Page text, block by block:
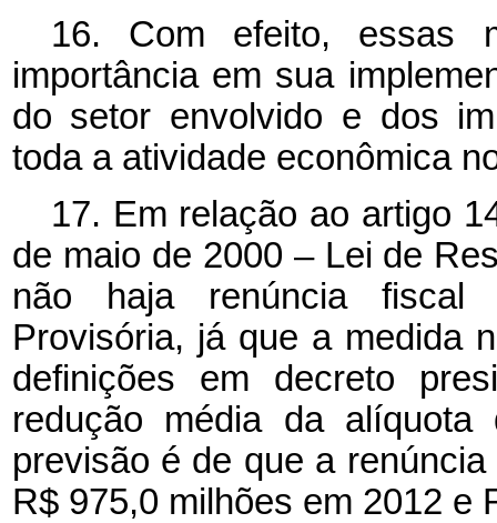
16. Com efeito, essas
importância em sua
do setor envolvido e dos
toda a atividade econômica
17. Em relação ao artigo
de maio de 2000 – Lei de
não haja renúncia fiscal
Provisória, já que a medida
definições em decreto
redução média da
previsão é de que a
R$ 975,0 milhões em 2012 e